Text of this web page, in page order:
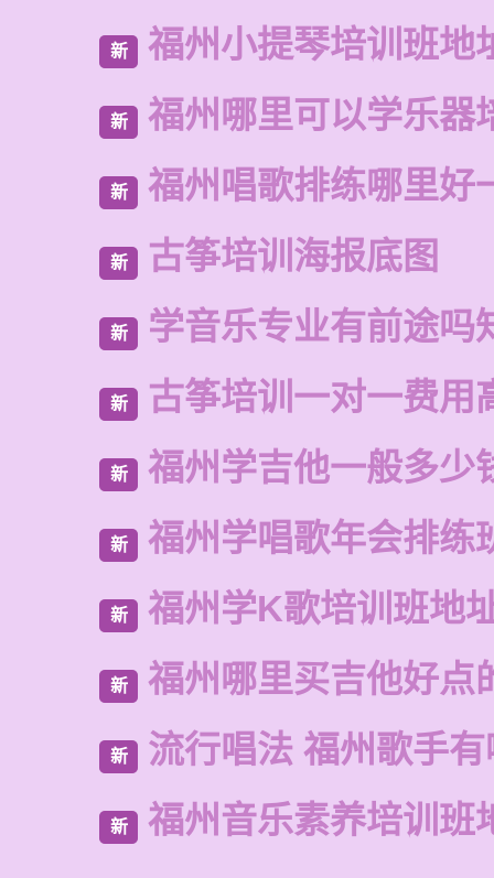
新 福州小提琴培训班地
新 福州哪里可以学乐器
新 福州唱歌排练哪里好
新 古筝培训海报底图
新 学音乐专业有前途吗
新 古筝培训一对一费用
新 福州学吉他一般多少
新 福州学唱歌年会排练
新 福州学K歌培训班地
新 福州哪里买吉他好点
新 流行唱法 福州歌手
新 福州音乐素养培训班